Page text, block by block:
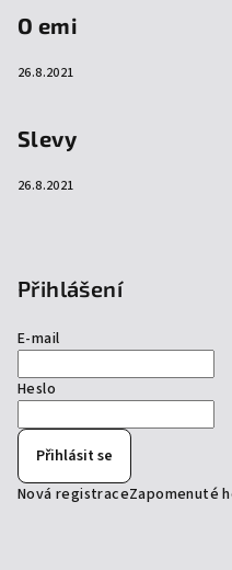
O emi
26.8.2021
Slevy
26.8.2021
Přihlášení
E-mail
Heslo
Přihlásit se
Nová registraceZapomenuté